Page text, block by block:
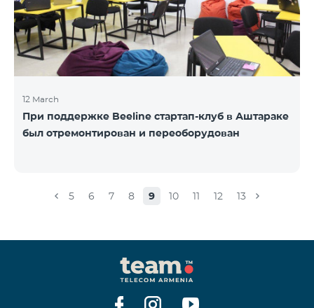
12 March
При поддержке Beeline стартап-клуб в Аштараке
был отремонтирован и переоборудован
5 6 7 8 9 10 11 12 13